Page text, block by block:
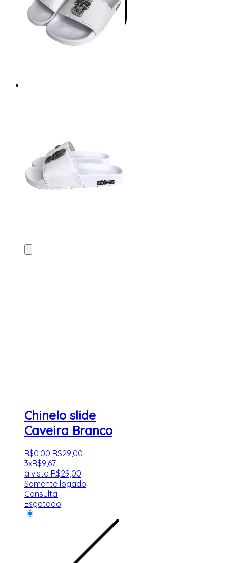
Chinelo slide
Caveira Branco
R$0,00 R$29 00
3xR$9,67
à vista R$29,00
Somente logado
Consulta
Esgotado